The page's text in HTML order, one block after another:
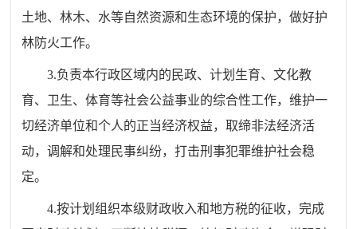
土地、林木、水等自然资源和生态环境的保护，做好护
林防火工作。
3.负责本行政区域内的民政、计划生育、文化教
育、卫生、体育等社会公益事业的综合性工作，维护一
切经济单位和个人的正当经济权益，取缔非法经济活
动，调解和处理民事纠纷，打击刑事犯罪维护社会稳
定。
4.按计划组织本级财政收入和地方税的征收，完成